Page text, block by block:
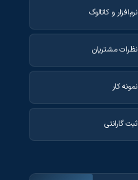
نرم‌افزار و کاتالوگ
نظرات مشتریان
نمونه کار
ثبت گارانتی